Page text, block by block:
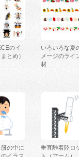
のイ
とめ）
いろいろな夏
メージのライ
材
の中に
垂直離着陸ロ